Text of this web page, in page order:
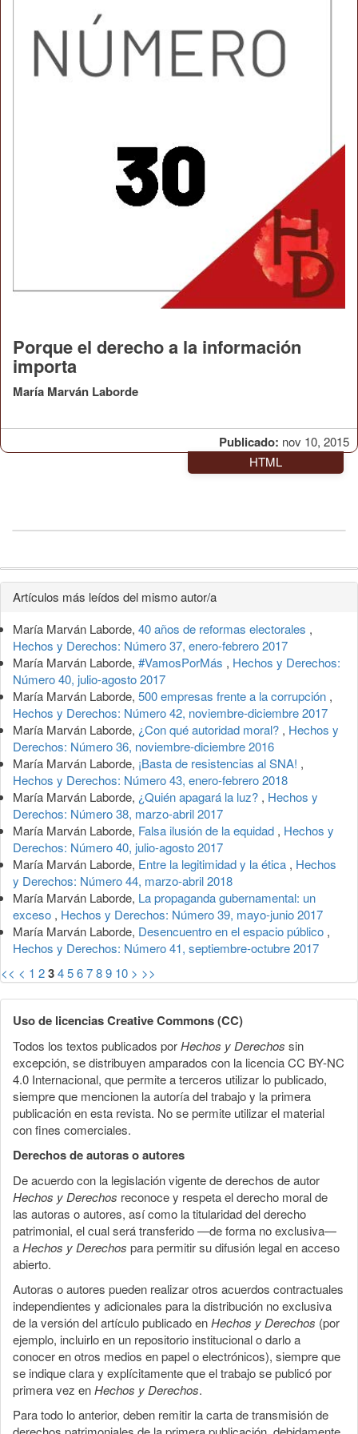
Publicado: nov 10, 2015
Porque el derecho a la información
importa
María Marván Laborde
HTML
Detalles
del
artículo
Artículos más leídos del mismo autor/a
María Marván Laborde, 40 años de reformas electorales ,
Hechos y Derechos: Número 37, enero-febrero 2017
María Marván Laborde, #VamosPorMás , Hechos y Derechos:
Número 40, julio-agosto 2017
María Marván Laborde, 500 empresas frente a la corrupción ,
Hechos y Derechos: Número 42, noviembre-diciembre 2017
María Marván Laborde, ¿Con qué autoridad moral? , Hechos y
Derechos: Número 36, noviembre-diciembre 2016
María Marván Laborde, ¡Basta de resistencias al SNA! ,
Hechos y Derechos: Número 43, enero-febrero 2018
María Marván Laborde, ¿Quién apagará la luz? , Hechos y
Derechos: Número 38, marzo-abril 2017
María Marván Laborde, Falsa ilusión de la equidad , Hechos y
Derechos: Número 40, julio-agosto 2017
María Marván Laborde, Entre la legitimidad y la ética , Hechos
y Derechos: Número 44, marzo-abril 2018
María Marván Laborde, La propaganda gubernamental: un
exceso , Hechos y Derechos: Número 39, mayo-junio 2017
María Marván Laborde, Desencuentro en el espacio público ,
Hechos y Derechos: Número 41, septiembre-octubre 2017
<< < 1 23456789 10 > >>
Uso de licencias Creative Commons (CC)
Todos los textos publicados porHechos y Derechos sin
excepción, se distribuyen amparados con la licencia CC BY-NC
4.0 Internacional, que permite a terceros utilizar lo publicado,
siempre que mencionen la autoría del trabajo y la primera
publicación en esta revista. No se permite utilizar el material
con fines comerciales.
Derechos de autoras o autores
De acuerdo con la legislación vigente de derechos de autor
Hechos y Derechos reconoce y respeta el derecho moral de
las autoras o autores, así como la titularidad del derecho
patrimonial, el cual será transferido —de forma no exclusiva—
aHechos y Derechos para permitir su difusión legal en acceso
abierto.
Autoras o autores pueden realizar otros acuerdos contractuales
independientes y adicionales para la distribución no exclusiva
de la versión del artículo publicado enHechos y Derechos (por
ejemplo, incluirlo en un repositorio institucional o darlo a
conocer en otros medios en papel o electrónicos), siempre que
se indique clara y explícitamente que el trabajo se publicó por
primera vez enHechos y Derechos.
Para todo lo anterior, deben remitir la carta de transmisión de